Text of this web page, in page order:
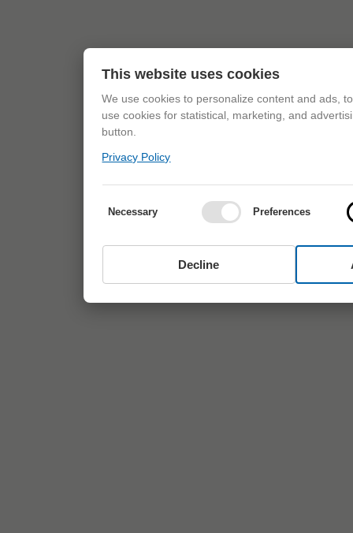
This website uses cookies
We use cookies to personalize content and ads,
use cookies for statistical, marketing, and
button.
Privacy Policy
Necessary Preferences
Decline